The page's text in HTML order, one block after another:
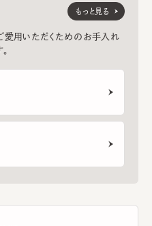
愛用いただくためのお手入れ
もっと見る